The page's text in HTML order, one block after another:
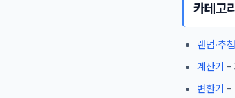
카테고리
랜덤·추첨
계산기 -
변환기 -